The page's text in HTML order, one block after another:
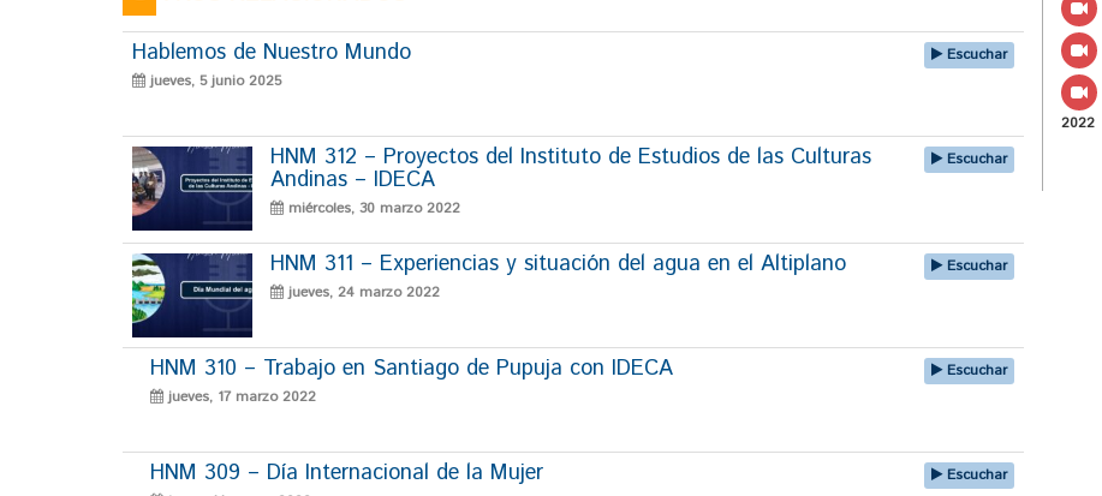
Hablemos de Nuestro Mundo
jueves, 5 junio 2025
Escuchar
HNM 312 – Proyectos del Instituto de Estudios de las Culturas
Andinas – IDECA
miércoles, 30 marzo 2022
Escuchar
HNM 311 – Experiencias y situación del agua en el Altiplano
jueves, 24 marzo 2022
Escuchar
HNM 310 – Trabajo en Santiago de Pupuja con IDECA
jueves, 17 marzo 2022
Escuchar
HNM 309 – Día Internacional de la Mujer Escuchar
2022